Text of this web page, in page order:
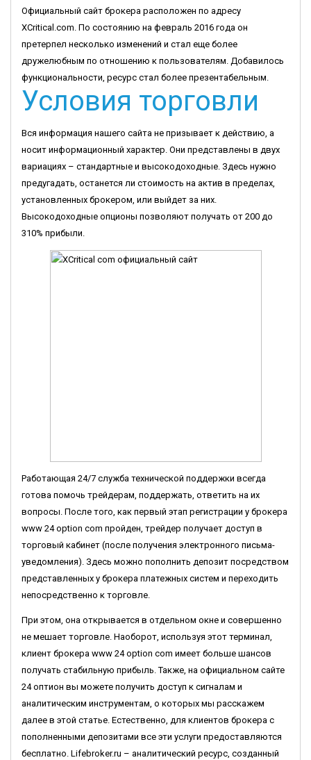
Официальный сайт брокера расположен по адресу
XCritical.com. По состоянию на февраль 2016 года он
претерпел несколько изменений и стал еще более
дружелюбным по отношению к пользователям. Добавилось
функциональности, ресурс стал более презентабельным.
Условия торговли
Вся информация нашего сайта не призывает к действию, а
носит информационный характер. Они представлены в двух
вариациях – стандартные и высокодоходные. Здесь нужно
предугадать, останется ли стоимость на актив в пределах,
установленных брокером, или выйдет за них.
Высокодоходные опционы позволяют получать от 200 до
310% прибыли.
Работающая 24/7 служба технической поддержки всегда
готова помочь трейдерам, поддержать, ответить на их
вопросы. После того, как первый этап регистрации у брокера
www 24 option com пройден, трейдер получает доступ в
торговый кабинет (после получения электронного письма-
уведомления). Здесь можно пополнить депозит посредством
представленных у брокера платежных систем и переходить
непосредственно к торговле.
При этом, она открывается в отдельном окне и совершенно
не мешает торговле. Наоборот, используя этот терминал,
клиент брокера www 24 option com имеет больше шансов
получать стабильную прибыль. Также, на официальном сайте
24 оптион вы можете получить доступ к сигналам и
аналитическим инструментам, о которых мы расскажем
далее в этой статье. Естественно, для клиентов брокера с
пополненными депозитами все эти услуги предоставляются
бесплатно. Lifebroker.ru – аналитический ресурс, созданный